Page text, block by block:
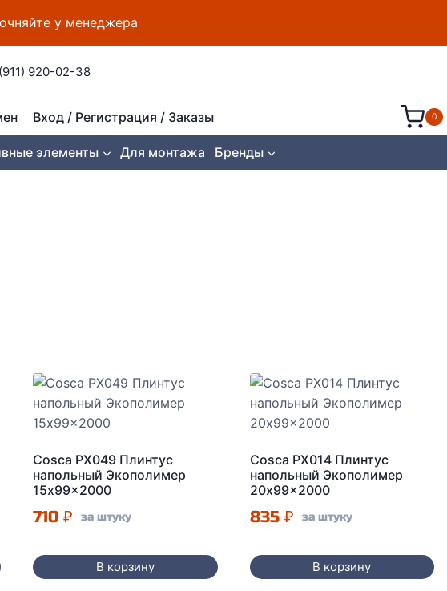
у менеджера
920-02-38
Вход / Регистрация / Заказы 0
элементы Для монтажа Бренды
Cosca PX049 Плинтус
напольный Экополимер
15x99x2000
710₽ за штуку
В корзину
Cosca PX014 Плинтус
напольный Экополимер
20x99x2000
835 ₽ за штуку
В корзину